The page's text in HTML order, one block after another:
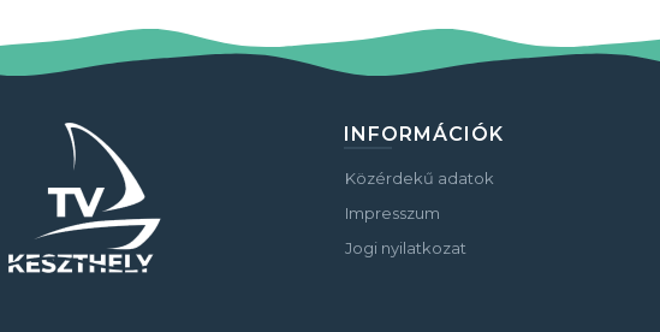
INFORMÁCIÓK
Közérdekű adatok
Impresszum
Jogi nyilatkozat